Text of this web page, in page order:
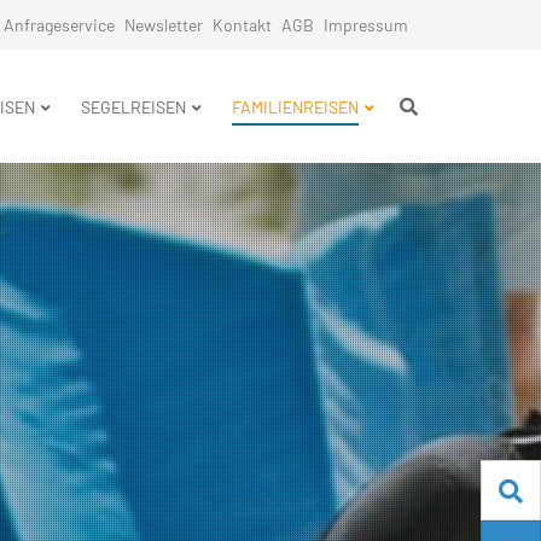
Anfrageservice Newsletter Kontakt AGB Impressum
SEGELREISEN FAMILIENREISEN